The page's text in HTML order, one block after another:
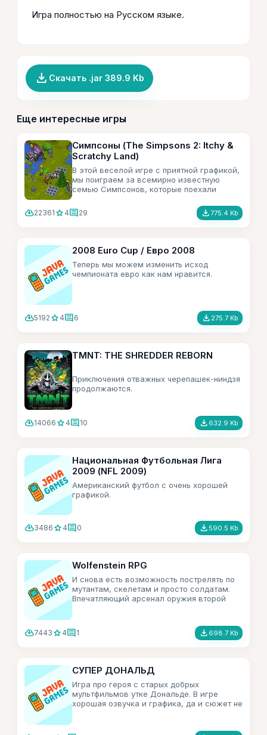
Игра полностью на Русском языке.
file_download Скачать .jar 389.9 Kb
Еще интересные игры
Симпсоны (The Simpsons 2: Itchy &
Scratchy Land)
В этой веселой игре с приятной графикой,
мы поиграем за всемирно известную
семью Симпсонов, которые поехали
неприятности.
cloud_download22361 star 4comment29 file_download775.4 Kb
2008 Euro Cup / Евро 2008
Теперь мы можем изменить исход
чемпионата евро как нам нравится.
cloud_download5192 star 4comment6 file_download 275.7 Kb
TMNT: THE SHREDDER REBORN
Приключения отважных черепашек-ниндзя
продолжаются.
cloud_download14066 star 4comment10 file_download 632.9 Kb
Национальная Футбольная Лига
2009 (NFL 2009)
Американский футбол с очень хорошей
графикой.
cloud_download3486 star 4comment0 file_download 590.5 Kb
Wolfenstein RPG
И снова есть возможность пострелять по
мутантам, скелетам и просто солдатам.
Впечатляющий арсенал оружия второй
cloud_download7443 star 4comment1 file_download 698.7 Kb
СУПЕР ДОНАЛЬД
Игра про героя с старых добрых
мультфильмов утке Дональде. В игре
хорошая озвучка и графика, да и сюжет не